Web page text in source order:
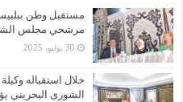
مستقبل وطن
مرشحي مجلس
30 يوليو، 2025
خلال استقباله
الشورى البحريني